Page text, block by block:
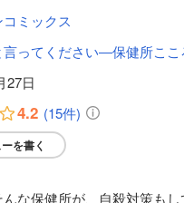
ミックス
言ってください―保健所こ
27日
4.2 (15件)
を書く
な保健所が、自殺対策も